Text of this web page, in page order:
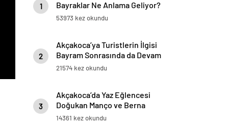
1
Bayraklar Ne Anlama Geliyor?
53973 kez okundu
2
Akçakoca’ya Turistlerin İlgisi
Bayram Sonrasında da Devam
Ediyor
21574 kez okundu
3
Akçakoca’da Yaz Eğlencesi
Doğukan Manço ve Berna
Öztürk’le Başlıyor!..
14361 kez okundu